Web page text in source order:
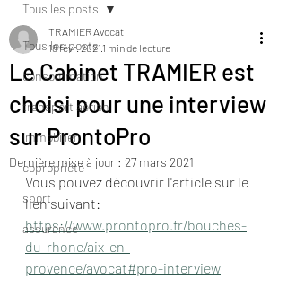
Tous les posts
consommation
transport aérien
immobilier
copropriété
sport
assurance
Tous les posts
Le Cabinet TRAMIER est
choisi pour une interview
sur ProntoPro
TRAMIER Avocat
18 févr. 2021 1 min de lecture
Dernière mise à jour : 27 mars 2021
Vous pouvez découvrir l'article sur le
lien suivant:
https://www.prontopro.fr/bouches-
du-rhone/aix-en-
provence/avocat#pro-interview